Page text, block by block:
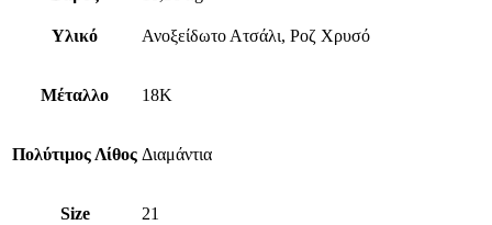
Υλικό Ανοξείδωτο Ατσάλι, Ροζ Χρυσό
Μέταλλο 18K
Πολύτιμος Λίθος Διαμάντια
Size 21